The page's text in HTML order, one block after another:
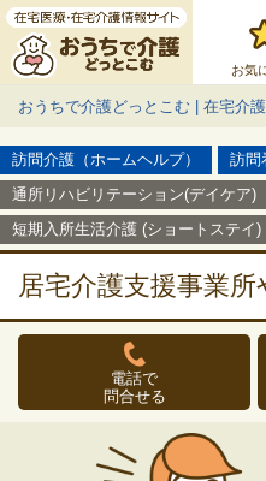
お気
おうちで介護どっとこむ | 在宅介
訪問介護（ホームヘルプ）
訪問
通所リハビリテーション(デイケア)
短期入所生活介護 (ショートステイ)
居宅介護支援事業
電話で
問合せる